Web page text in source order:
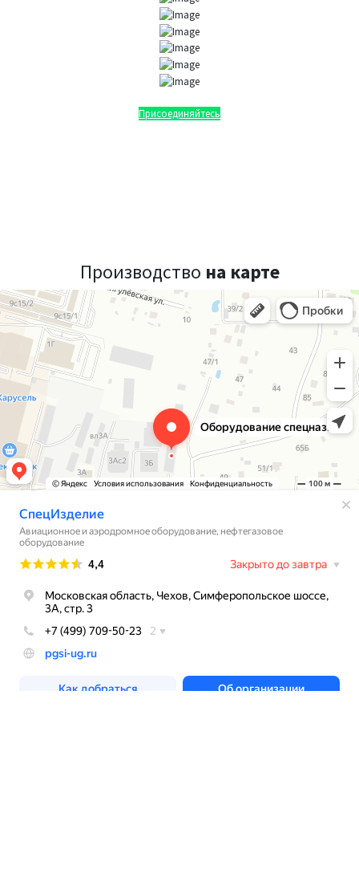
Присоединяйтесь
Производство на карте
СпецИзделие
Авиационное и аэродромное оборудование в Чехове
Нефтегазовое оборудование в Чехове